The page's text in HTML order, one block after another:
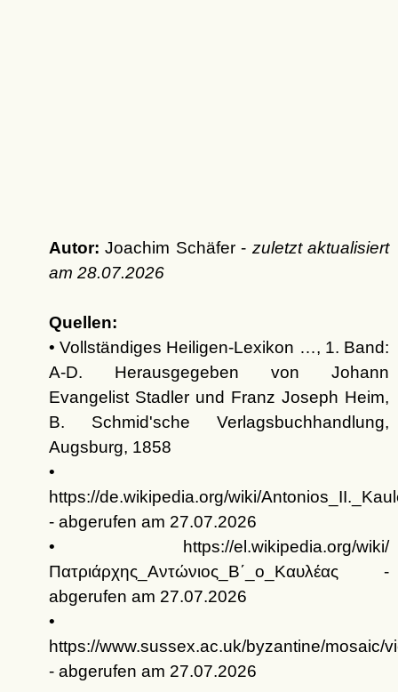
Autor: Joachim Schäfer - zuletzt aktualisiert
am 28.07.2026
Quellen:
• Vollständiges Heiligen-Lexikon …, 1. Band:
A-D. Herausgegeben von Johann
Evangelist Stadler und Franz Joseph Heim,
B. Schmid'sche Verlagsbuchhandlung,
Augsburg, 1858
•
https://de.wikipedia.org/wiki/
- abgerufen am 27.07.2026
• https://el.wikipedia.org/wiki/
Πατριάρχης_Αντώνιος_Β΄_ο_Καυλέας -
abgerufen am 27.07.2026
•
https://www.sussex.ac.uk/byzantine/mosaic/
- abgerufen am 27.07.2026